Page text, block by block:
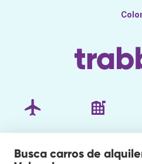
Busca carros de